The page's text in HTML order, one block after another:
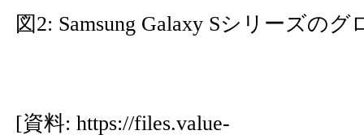
図2: Samsung Galaxy Sシリーズの
[資料: https://files.value-